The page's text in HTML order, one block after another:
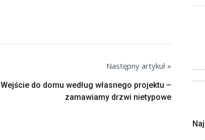
Następny artykuł »
Wejście do domu według własnego projektu –
zamawiamy drzwi nietypowe